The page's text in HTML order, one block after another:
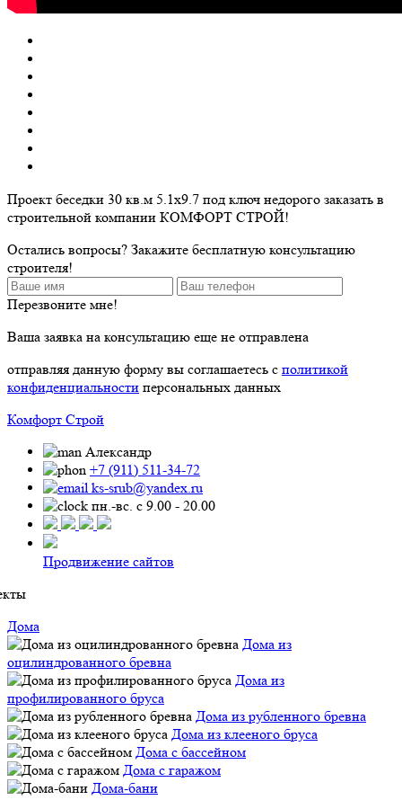
Проект беседки 30 кв.м 5.1х9.7 под ключ недорого заказать в
строительной компании КОМФОРТ СТРОЙ!
Остались вопросы? Закажите бесплатную консультацию
строителя!
Перезвоните мне!
Ваша заявка на консультацию еще не отправлена
отправляя данную форму вы соглашаетесь с политикой
конфиденциальности персональных данных
Комфорт Строй
Александр
+7 (911) 511-34-72
ks-srub@yandex.ru
пн.-вс. с 9.00 - 20.00
Продвижение сайтов
Дома
Дома из
оцилиндрованного бревна
Дома из
профилированного бруса
Дома из рубленного бревна
Дома из клееного бруса
Дома с бассейном
Дома с гаражом
Дома-бани